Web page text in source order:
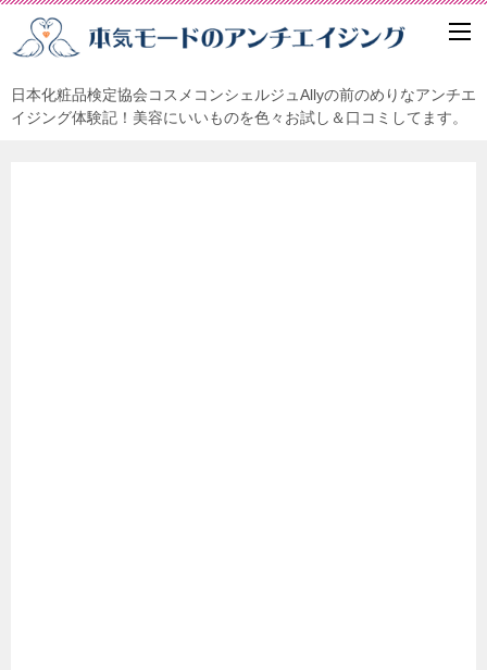
日本化粧品検定協会コスメコンシェルジュAllyの前のめりなアンチエ
イジング体験記！美容にいいものを色々お試し＆口コミしてます。